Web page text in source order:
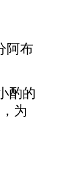
阿布
酌的
为